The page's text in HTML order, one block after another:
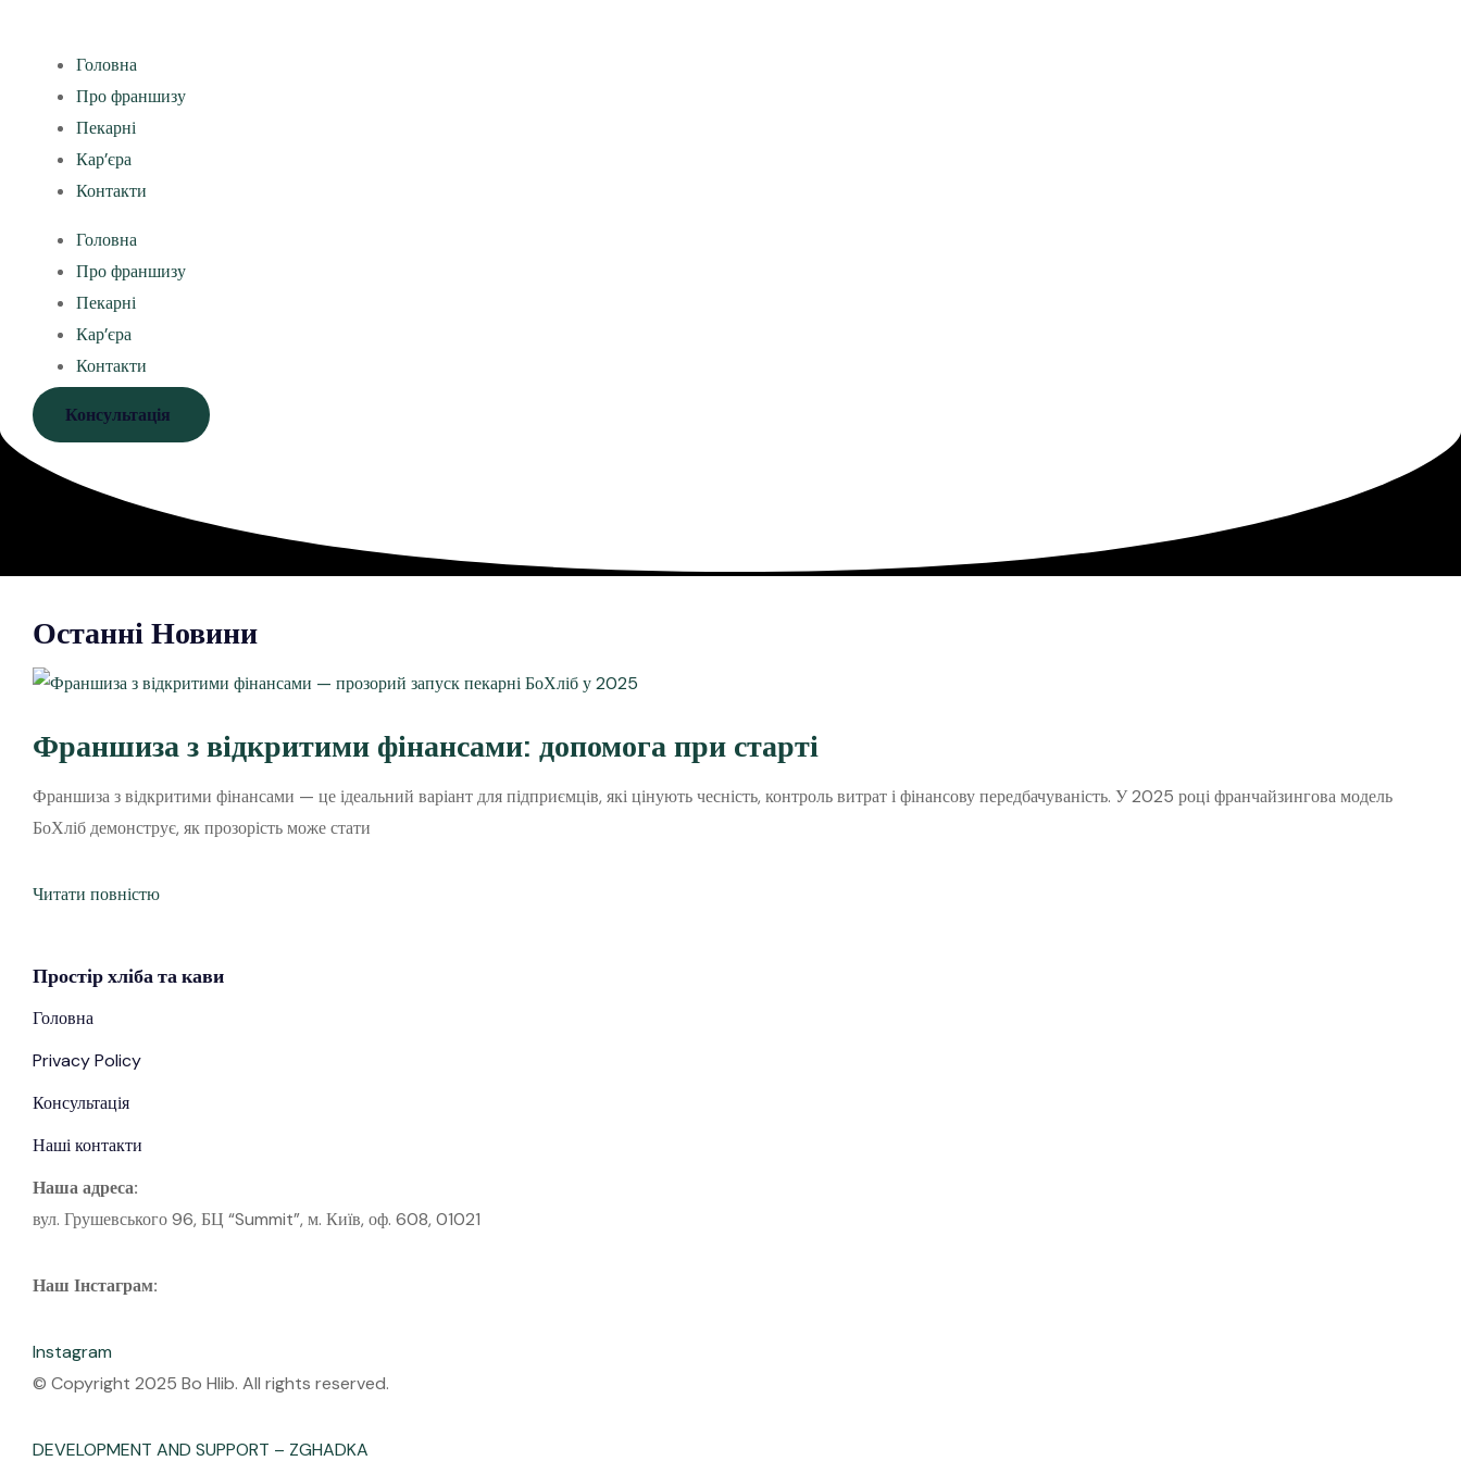
Головна
Про франшизу
Пекарні
Кар’єра
Контакти
Головна
Про франшизу
Пекарні
Кар’єра
Контакти
Консультація
Останні Новини
Франшиза з відкритими фінансами: допомога при старті
Франшиза з відкритими фінансами — це ідеальний варіант для підприємців, які цінують чесність, контроль витрат і фінансову передбачуваність. У 2025 році франчайзингова модель
БоХліб демонструє, як прозорість може стати
Читати повністю
Простірхлібата кави
Головна
Privacy Policy
Консультація
Наші контакти
Наша адреса:
вул. Грушевського 96, БЦ “Summit”, м. Київ, оф. 608, 01021
Наш Інстаграм:
Instagram
© Copyright 2025 Bo Hlib. All rights reserved.
DEVELOPMENT AND SUPPORT – ZGHADKA